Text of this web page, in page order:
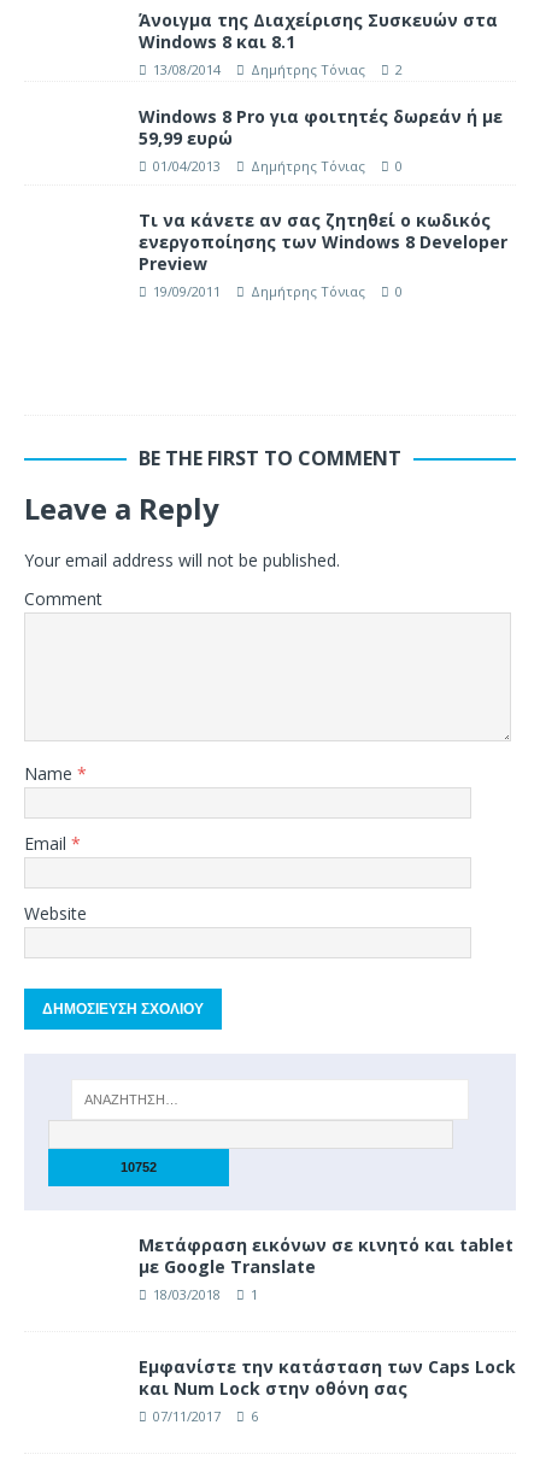
Άνοιγμα της Διαχείρισης Συσκευών στα
Windows 8 και 8.1
13/08/2014 Δημήτρης Τόνιας 2
Windows 8 Pro για φοιτητές δωρεάν ή με
59,99 ευρώ
01/04/2013 Δημήτρης Τόνιας 0
Τι να κάνετε αν σας ζητηθεί ο κωδικός
ενεργοποίησης των Windows 8 Developer
Preview
19/09/2011 Δημήτρης Τόνιας 0
BE THE FIRST TO COMMENT
Leave a Reply
Your email address will not be published.
Comment
Name *
Email *
Website
Μετάφραση εικόνων σε κινητό και tablet
με Google Translate
18/03/2018 1
Eμφανίστε την κατάσταση των Caps Lock
και Num Lock στην οθόνη σας
07/11/2017 6